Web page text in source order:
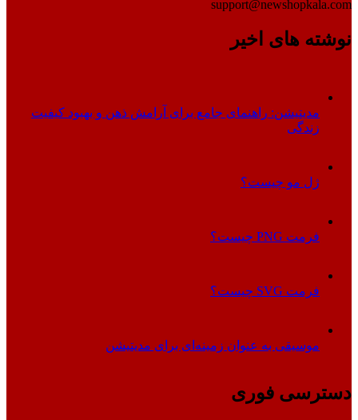
support@newshopkala.com
نوشته های اخیر
مدیتیشن: راهنمای جامع برای آرامش ذهن و بهبود کیفیت
زندگی
ژل مو چیست؟
فرمت PNG چیست؟
فرمت SVG چیست؟
موسیقی به عنوان زمینه‌ای برای مدیتیشن
دسترسی فوری